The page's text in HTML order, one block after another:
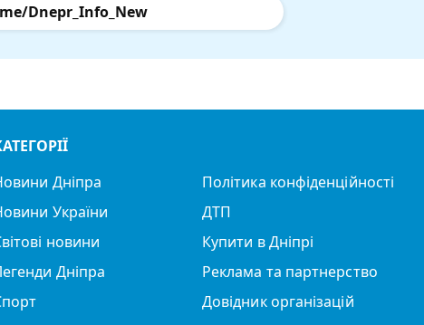
Dnepr_Info_New
Дніпра
України
новини
Дніпра
Політика конфіденційності
ДТП
Купити в Дніпрі
Реклама та партнерство
Довідник організацій